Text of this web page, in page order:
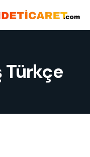
Türkçe